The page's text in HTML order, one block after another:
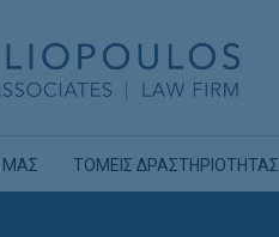
ΜΑΣ ΤΟΜΕΙΣ ΔΡΑΣΤΗΡΙΟΤΗΤΑΣ